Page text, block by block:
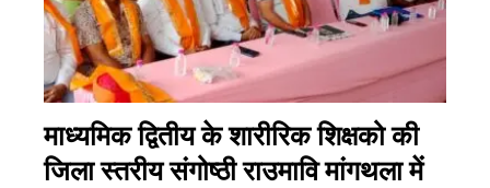
माध्यमिक द्वितीय के शारीरिक शिक्षको की
जिला स्तरीय संगोष्ठी राउमावि मांगथला में